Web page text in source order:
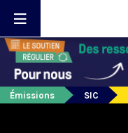
Émissions SIC